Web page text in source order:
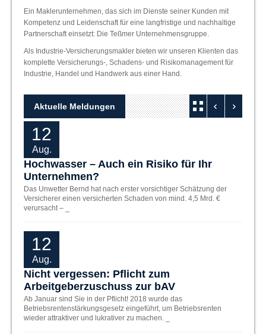
Ein Maklerunternehmen, das sich im Dienste seiner Kunden mit
Kompetenz und Leidenschaft für eine langfristige und nachhaltige
Partnerschaft einsetzt: Die Teßmer Unternehmensgruppe.
Als Industrie-Versicherungsmakler bieten wir unseren Klienten das
komplette Versicherungs-, Schadens- und Risikomanagement für
Industrie, Handel und Handwerk aus einer Hand.
Aktuelle Meldungen
12
Aug.
Hochwasser – Auch ein Risiko für Ihr
Unternehmen?
Das Unwetter Bernd hat nach erster vorsichtiger Schätzung der
Versicherer einen versicherten Schaden von mind. 4,5 Mrd. €
verursacht – _
12
Aug.
Nicht vergessen: Pflicht zum
Arbeitgeberzuschuss zur bAV
Ab Januar sind Sie in der Pflicht! 2018 wurde das
Betriebsrentenstärkungsgesetz eingeführt, um Betriebsrenten
wieder attraktiver und lukrativer zu machen. _